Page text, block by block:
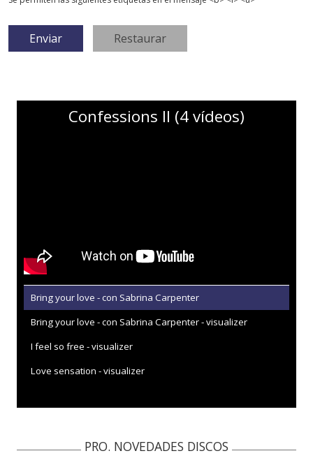
Confessions II (4 vídeos)
Bring your love - con Sabrina Carpenter
Bring your love - con Sabrina Carpenter - visualizer
I feel so free - visualizer
Love sensation - visualizer
PRO. NOVEDADES DISCOS